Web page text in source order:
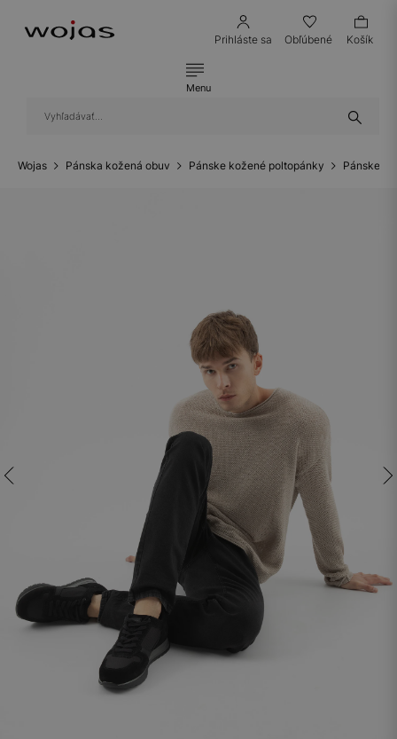
Prihláste sa Obľúbené Košík
Menu
Wojas Pánska kožená obuv Pánske kožené poltopánky Pánske